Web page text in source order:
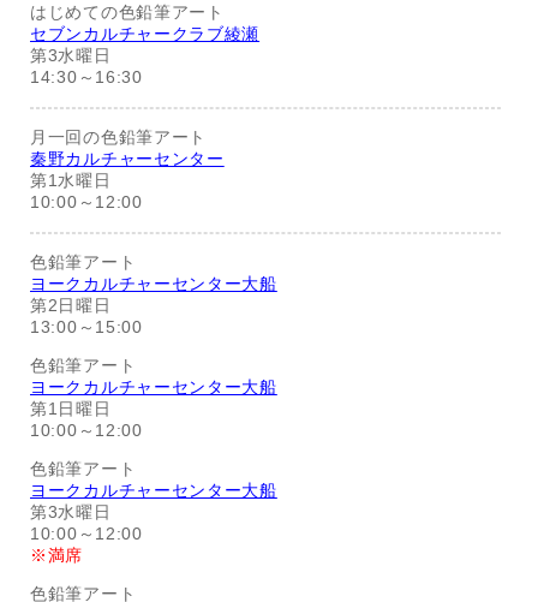
はじめての色鉛筆アート
セブンカルチャークラブ綾瀬
第3水曜日
14:30～16:30
月一回の色鉛筆アート
秦野カルチャーセンター
第1水曜日
10:00～12:00
色鉛筆アート
ヨークカルチャーセンター大船
第2日曜日
13:00～15:00
色鉛筆アート
ヨークカルチャーセンター大船
第1日曜日
10:00～12:00
色鉛筆アート
ヨークカルチャーセンター大船
第3水曜日
10:00～12:00
※満席
色鉛筆アート